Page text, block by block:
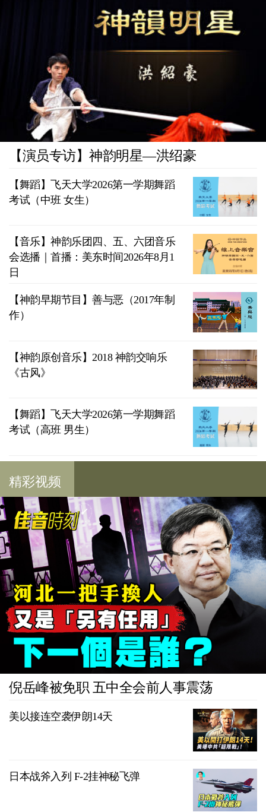
【演员专访】神韵明星—洪绍豪
【舞蹈】飞天大学2026第一学期舞蹈
考试（中班 女生）
【音乐】神韵乐团四、五、六团音乐
会选播｜首播：美东时间2026年8月1
日
【神韵早期节目】善与恶（2017年制
作）
【神韵原创音乐】2018 神韵交响乐
《古风》
【舞蹈】飞天大学2026第一学期舞蹈
考试（高班 男生）
精彩视频
倪岳峰被免职 五中全会前人事震荡
美以接连空袭伊朗14天
日本战斧入列 F-2挂神秘飞弹